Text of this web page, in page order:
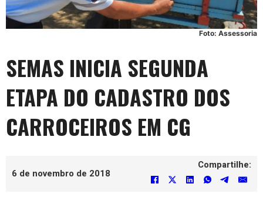
Foto: Assessoria
SEMAS INICIA SEGUNDA
ETAPA DO CADASTRO DOS
CARROCEIROS EM CG
6 de novembro de 2018
Compartilhe: